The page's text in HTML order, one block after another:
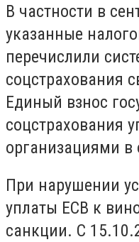
В частности в
указанные
перечислили
соцстрахования
Единый взнос
соцстрахования
организациями в
При нарушении
уплаты ЕСВ к
санкции. С